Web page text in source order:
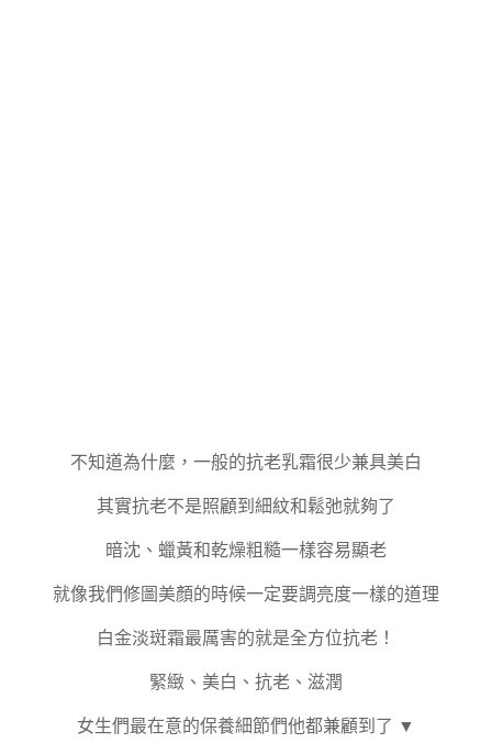
不知道為什麼，一般的抗老乳霜很少兼具美白
其實抗老不是照顧到細紋和鬆弛就夠了
暗沈、蠟黃和乾燥粗糙一樣容易顯老
就像我們修圖美顏的時候一定要調亮度一樣的道理
白金淡斑霜最厲害的就是全方位抗老！
緊緻、美白、抗老、滋潤
女生們最在意的保養細節們他都兼顧到了 ▼